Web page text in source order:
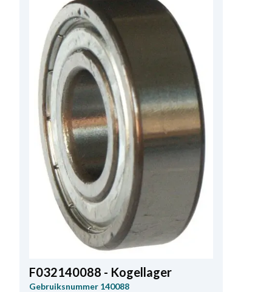
F032140088 - Kogellager
Gebruiksnummer 140088